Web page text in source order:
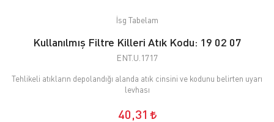
İsg Tabelam
Kullanılmış Filtre Killeri Atık Kodu: 19 02 07
ENT.U.1717
Tehlikeli atıkların depolandığı alanda atık cinsini ve kodunu belirten uyarı
levhası
40,31